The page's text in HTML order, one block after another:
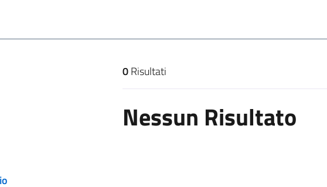
Risultati di ricerca
0Risultati
Nessun Risultato